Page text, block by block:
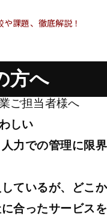
課題、徹底解説！
方へ
ご担当者様へ
しい
力での管理に限界
ているが、どこか
合ったサービスを